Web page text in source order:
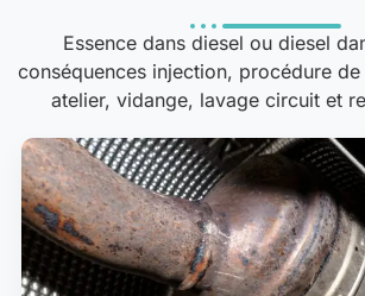
Essence dans diesel ou diesel
conséquences injection, procédure
atelier, vidange, lavage circuit et